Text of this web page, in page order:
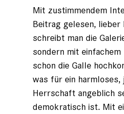
Gast
(nicht
registriert)
Mit zustimmendem
Beitrag gelesen,
schreibt man die
sondern mit
schon die Galle
was für ein
Herrschaft angeblich
demokratisch ist. Mit